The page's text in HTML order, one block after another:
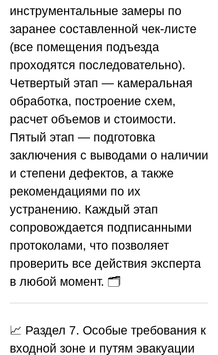
инструментальные замеры по
заранее составленной чек-листе
(все помещения подъезда
проходятся последовательно).
Четвертый этап — камеральная
обработка, построение схем,
расчет объемов и стоимости.
Пятый этап — подготовка
заключения с выводами о наличии
и степени дефектов, а также
рекомендациями по их
устранению. Каждый этап
сопровождается подписанными
протоколами, что позволяет
проверить все действия эксперта
в любой момент. 🗂️
📈 Раздел 7. Особые требования к
входной зоне и путям эвакуации